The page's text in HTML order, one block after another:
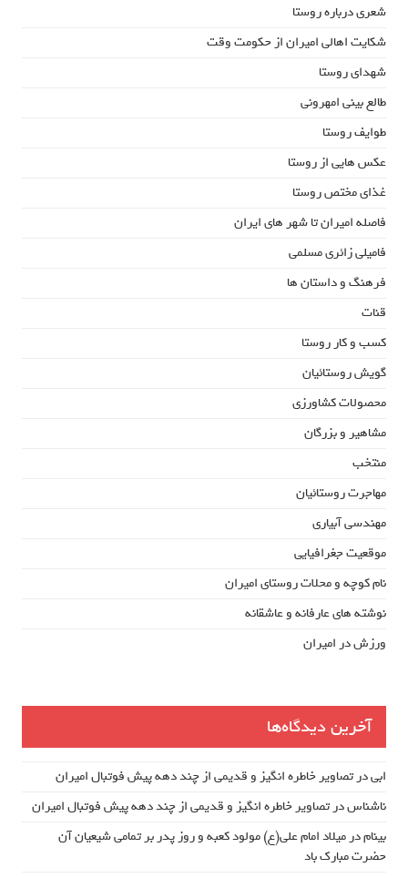
شعری درباره روستا
شکایت اهالی امیران از حکومت وقت
شهدای روستا
طالع بینی امهرونی
طوایف روستا
عکس هایی از روستا
غذای مختص روستا
فاصله امیران تا شهر های ایران
فامیلی زائری مسلمی
فرهنگ و داستان ها
قنات
کسب و کار روستا
گویش روستائیان
محصولات کشاورزی
مشاهیر و بزرگان
منتخب
مهاجرت روستائیان
مهندسی آبیاری
موقعیت جغرافیایی
نام کوچه و محلات روستای امیران
نوشته های عارفانه و عاشقانه
ورزش در امیران
آخرین دیدگاه‌ها
ابیدرتصاویر خاطره انگیز و قدیمی از چند دهه پیش فوتبال امیران
ناشناسدرتصاویر خاطره انگیز و قدیمی از چند دهه پیش فوتبال امیران
بینامدرمیلاد امام علی(ع) مولود کعبه و روز پدر بر تمامی شیعیان آن
حضرت مبارک باد